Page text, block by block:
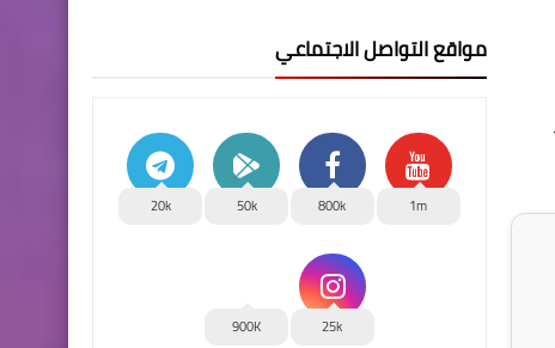
مواقع التواصل الاجتماعي
1m
800k
50k
20k
25k
900K